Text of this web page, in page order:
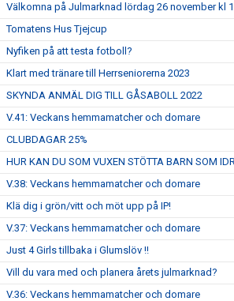
Välkomna på Julmarknad lördag 26 november kl
Tomatens Hus Tjejcup
Nyfiken på att testa fotboll?
Klart med tränare till Herrseniorerna 2023
SKYNDA ANMÄL DIG TILL GÅSABOLL 2022
V.41: Veckans hemmamatcher och domare
CLUBDAGAR 25%
HUR KAN DU SOM VUXEN STÖTTA BARN SOM
V.38: Veckans hemmamatcher och domare
Klä dig i grön/vitt och möt upp på IP!
V.37: Veckans hemmamatcher och domare
Just 4 Girls tillbaka i Glumslöv !!
Vill du vara med och planera årets julmarknad?
V.36: Veckans hemmamatcher och domare